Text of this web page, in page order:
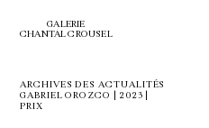
GALERIE
CHANTAL CROUSEL
ARCHIVES DES ACTUALITÉS
GABRIEL OROZCO | 2023 |
PRIX